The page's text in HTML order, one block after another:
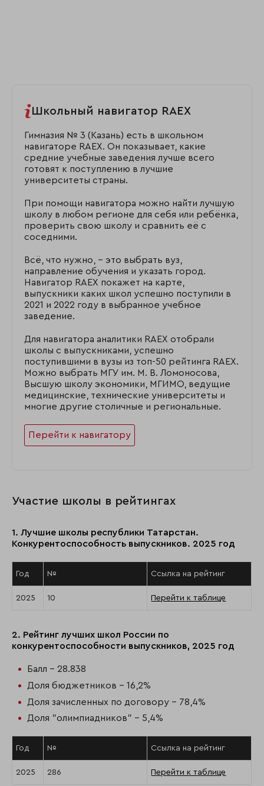
Школьный навигатор RAEX
Гимназия № 3 (Казань) есть в школьном
навигаторе RAEX. Он показывает, какие
средние учебные заведения лучше всего
готовят к поступлению в лучшие
университеты страны.
При помощи навигатора можно найти лучшую
школу в любом регионе для себя или ребёнка,
проверить свою школу и сравнить её с
соседними.
Всё, что нужно, – это выбрать вуз,
направление обучения и указать город.
Навигатор RAEX покажет на карте,
выпускники каких школ успешно поступили в
2021 и 2022 году в выбранное учебное
заведение.
Для навигатора аналитики RAEX отобрали
школы с выпускниками, успешно
поступившими в вузы из топ-50 рейтинга RAEX.
Можно выбрать МГУ им. М. В. Ломоносова,
Высшую школу экономики, МГИМО, ведущие
медицинские, технические университеты и
многие другие столичные и региональные.
Перейти к навигатору
Участие школы в рейтингах
1. Лучшие школы республики Татарстан.
Конкурентоспособность выпускников. 2025 год
Год № Ссылка на рейтинг
2025 10 Перейти к таблице
2. Рейтинг лучших школ России по
конкурентоспособности выпускников, 2025 год
Балл - 28.838
Доля бюджетников - 16,2%
Доля зачисленных по договору - 78,4%
Доля "олимпиадников" - 5,4%
Год № Ссылка на рейтинг
2025 286 Перейти к таблице